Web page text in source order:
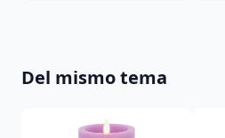
Del mismo tema